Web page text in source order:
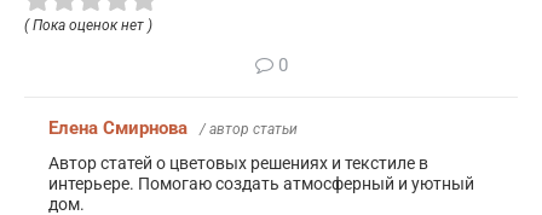
( Пока оценок нет )
0
Елена Смирнова / автор статьи
Автор статей о цветовых решениях и текстиле в
интерьере. Помогаю создать атмосферный и уютный
дом.